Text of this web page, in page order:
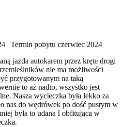
| Termin pobytu czerwiec 2024
jazda autokarem przez kręte drogi
nie ma możliwości
przygotowanym na taką
to aż nadto, wszystko jest
Nasza wycieczka była lekko za
nas do wędrówek po dość pustym w
była to udana I obfitująca w